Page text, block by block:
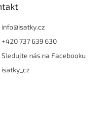
info@isatky.cz
+420 737 639 630
Sledujte nás na Facebooku
isatky_cz